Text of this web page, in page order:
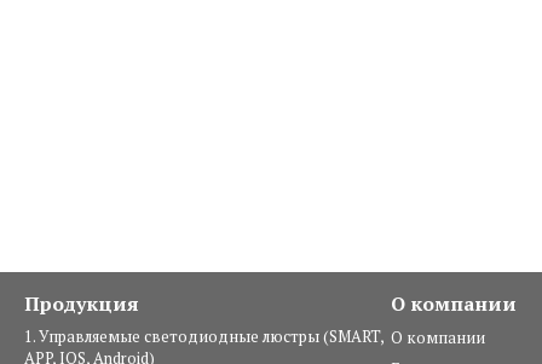
Продукция
1. Управляемые светодиодные люстры (SMART,
APP, IOS, Android)
О компании
О компании